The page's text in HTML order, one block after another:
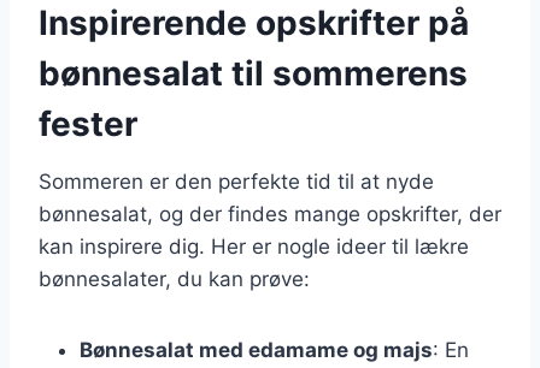
Inspirerende opskrifter på
bønnesalat til sommerens
fester
Sommeren er den perfekte tid til at nyde
bønnesalat, og der findes mange opskrifter, der
kan inspirere dig. Her er nogle ideer til lækre
bønnesalater, du kan prøve:
Bønnesalat med edamame og majs: En